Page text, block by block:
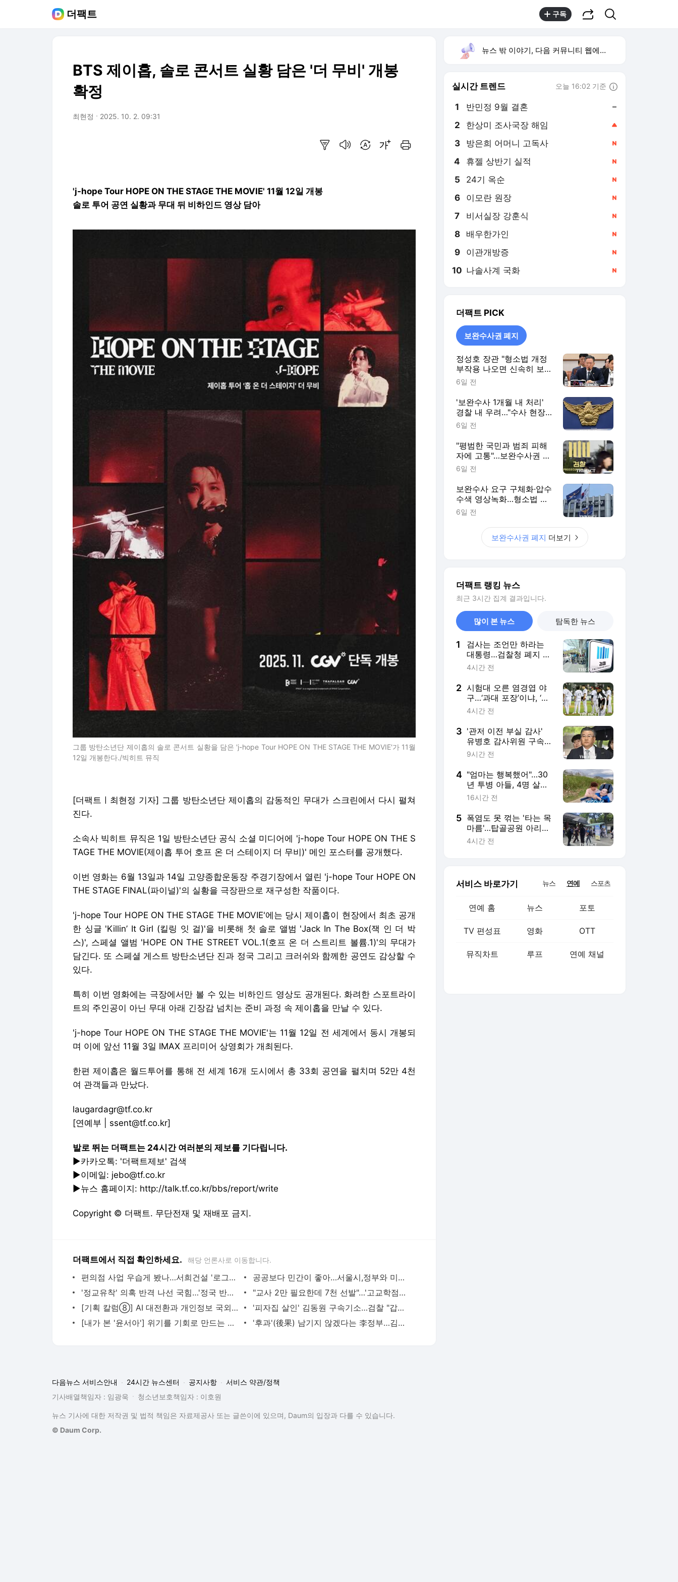
더팩트 구독
BTS 제이홉, 솔로 콘서트 실황 담은 '더 무비' 개봉
확정
최현정 2025. 10. 2. 09:31
'j-hope Tour HOPE ON THE STAGE THE MOVIE' 11월 12일 개봉
솔로 투어 공연 실황과 무대 뒤 비하인드 영상 담아
그룹 방탄소년단 제이홉의 솔로 콘서트 실황을 담은 'j-hope Tour HOPE ON THE STAGE THE MOVIE'가 11월
12일 개봉한다./빅히트 뮤직
[더팩트ㅣ최현정 기자] 그룹 방탄소년단 제이홉의 감동적인 무대가 스크린에서 다시 펼쳐
진다.
소속사 빅히트 뮤직은 1일 방탄소년단 공식 소셜 미디어에 'j-hope Tour HOPE ON THE S
TAGE THE MOVIE(제이홉 투어 호프 온 더 스테이지 더 무비)' 메인 포스터를 공개했다.
이번 영화는 6월 13일과 14일 고양종합운동장 주경기장에서 열린 'j-hope Tour HOPE ON
THE STAGE FINAL(파이널)'의 실황을 극장판으로 재구성한 작품이다.
'j-hope Tour HOPE ON THE STAGE THE MOVIE'에는 당시 제이홉이 현장에서 최초 공개
한 싱글 'Killin’ It Girl (킬링 잇 걸)'을 비롯해 첫 솔로 앨범 'Jack In The Box(잭 인 더 박
스)', 스페셜 앨범 'HOPE ON THE STREET VOL.1(호프 온 더 스트리트 볼륨.1)'의 무대가
담긴다. 또 스페셜 게스트 방탄소년단 진과 정국 그리고 크러쉬와 함께한 공연도 감상할 수
있다.
특히 이번 영화에는 극장에서만 볼 수 있는 비하인드 영상도 공개된다. 화려한 스포트라이
트의 주인공이 아닌 무대 아래 긴장감 넘치는 준비 과정 속 제이홉을 만날 수 있다.
'j-hope Tour HOPE ON THE STAGE THE MOVIE'는 11월 12일 전 세계에서 동시 개봉되
며 이에 앞선 11월 3일 IMAX 프리미어 상영회가 개최된다.
한편 제이홉은 월드투어를 통해 전 세계 16개 도시에서 총 33회 공연을 펼치며 52만 4천
여 관객들과 만났다.
laugardagr@tf.co.kr
[연예부 | ssent@tf.co.kr]
발로 뛰는 더팩트는 24시간 여러분의 제보를 기다립니다.
▶카카오톡: '더팩트제보' 검색
▶이메일: jebo@tf.co.kr
▶뉴스 홈페이지: http://talk.tf.co.kr/bbs/report/write
Copyright © 더팩트. 무단전재 및 재배포 금지.
더팩트에서 직접 확인하세요. 해당 언론사로 이동합니다.
편의점 사업 우습게 봤나…서희건설 '로그인', 존재감 '로그아웃'
공공보다 민간이 좋아…서울시,정부와 미묘한 거리두기
'정교유착' 의혹 반격 나선 국힘…'정국 반전' 기대감
"교사 2만 필요한데 7천 선발"…'고교학점제' 누가 지키나
[기획 칼럼⑧] AI 대전환과 개인정보 국외 이전, ‘신뢰 기반 체계 구축으로’
'피자집 살인' 김동원 구속기소…검찰 "갑질의혹 사실 아냐"
[내가 본 '윤서아'] 위기를 기회로 만드는 사람
'후과'(後果) 남기지 않겠다는 李정부…김윤덕 국토장관 "단발 대응 없다"
뉴스 밖 이야기, 다음 커뮤니티 웹에서 보기
실시간 트렌드 오늘 16:02 기준
1 반민정 9월 결혼
2 한상미 조사국장 해임
3 방은희 어머니 고독사
4 휴젤 상반기 실적
5 24기 옥순
6 이모란 원장
7 비서실장 강훈식
8 배우한가인
9 이관개방증
10 나솔사계 국화
더팩트 PICK
보완수사권 폐지
정성호 장관 "형소법 개정
부작용 나오면 신속히 보완
·수정"
6일 전
'보완수사 1개월 내 처리'
경찰 내 우려…"수사 현장
과 괴리"
6일 전
"평범한 국민과 범죄 피해
자에 고통"…보완수사권 폐
지 파장
6일 전
보완수사 요구 구체화·압수
수색 영상녹화…형소법 개
정으로 바뀌는 경찰 수사
6일 전
보완수사권 폐지 더보기
더팩트 랭킹 뉴스
최근 3시간 집계 결과입니다.
많이 본 뉴스 탐독한 뉴스
1
검사는 조언만 하라는
대통령…검찰청 폐지 앞
둔 합수본 '딜레마'
4시간 전
2 시험대 오른 염경엽 야
구…‘과대 포장’이냐, ‘진
짜 명장’이냐 [김대호의
4시간 전
3 '관저 이전 부실 감사'
유병호 감사위원 구속적
부심 기각
9시간 전
4 "엄마는 행복했어"…30
년 투병 아들, 4명 살리
고 하늘로
16시간 전
5 폭염도 못 꺾는 '타는 목
마름'…탑골공원 아리수
냉장고 가보니
4시간 전
서비스 바로가기 뉴스 연예 스포츠
연예 홈 뉴스 포토
TV 편성표 영화 OTT
뮤직차트 루프 연예 채널
다음뉴스 서비스안내 24시간 뉴스센터 공지사항
서비스 약관/정책
기사배열책임자 : 임광욱
청소년보호책임자 : 이호원
뉴스 기사에 대한 저작권 및 법적 책임은 자료제공사 또는 글쓴이에 있으며, Daum의 입장과 다를 수 있습니다.
© Daum Corp.